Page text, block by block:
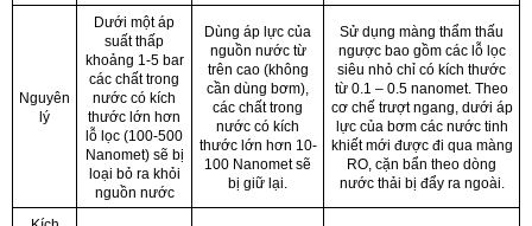
Nguyên
lý
Dưới một áp
suất thấp
khoảng 1-5 bar
các chất trong
nước có kích
thước lớn hơn
lỗ lọc (100-500
Nanomet) sẽ bị
loại bỏ ra khỏi
nguồn nước
Dùng áp lực của
nguồn nước từ
trên cao (không
cần dùng bơm),
các chất trong
nước có kích
thước lớn hơn 10-
100 Nanomet sẽ
bị giữ lại.
Sử dụng màng thẩm thấu
ngược bao gồm các lỗ lọc
siêu nhỏ chỉ có kích thước
từ 0.1 – 0.5 nanomet. Theo
cơ chế trượt ngang, dưới áp
lực của bơm các nước tinh
khiết mới được đi qua màng
RO, cặn bẩn theo dòng
nước thải bị đẩy ra ngoài.